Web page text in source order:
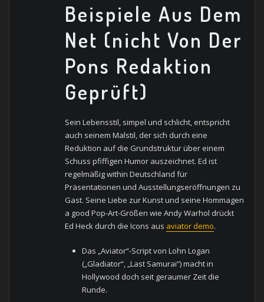
Beispiele Aus Dem
Net (nicht Von Der
Pons Redaktion
Geprüft)
Sein Lebensstil, simpel und schlicht, entspricht
auch seinem Malstil, der sich durch eine
Reduktion auf die Grundstruktur über einem
Schuss pfiffigen Humor auszeichnet. Ed ist
regelmäßig within Deutschland für
Präsentationen und Ausstellungseröffnungen zu
Gast. Seine Liebe zur Kunst und seine Hommagen
a good Pop-Art-Größen wie Andy Warhol drückt
Ed Heck durch die Icons aus aviator demo.
Das „Aviator“-Script von Lohn Logan
(„Gladiator“, „Last Samurai“) macht in
Hollywood doch seit geraumer Zeit die
Runde.